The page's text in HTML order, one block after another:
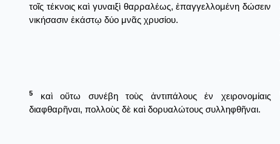
τοῖς τέκνοις καὶ γυναιξὶ θαρραλέως, ἐπαγγελλομένη δώσειν
νικήσασιν ἑκάστῳ δύο μνᾶς χρυσίου.
5
καὶ οὕτω συνέβη τοὺς ἀντιπάλους ἐν χειρονομίαις
διαφθαρῆναι, πολλοὺς δὲ καὶ δορυαλώτους συλληφθῆναι.